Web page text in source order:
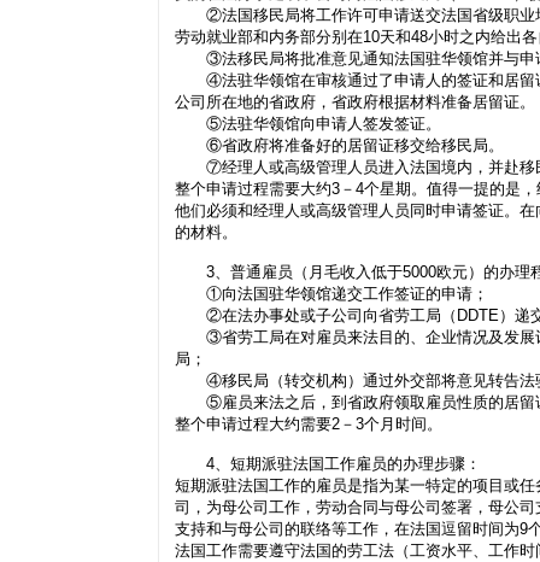
②法国移民局将工作许可申请送交法国省级职业
劳动就业部和内务部分别在10天和48小时之内给出
③法移民局将批准意见通知法国驻华领馆并与申
④法驻华领馆在审核通过了申请人的签证和居留
公司所在地的省政府，省政府根据材料准备居留证
⑤法驻华领馆向申请人签发签证。
⑥省政府将准备好的居留证移交给移民局。
⑦经理人或高级管理人员进入法国境内，并赴移
整个申请过程需要大约3－4个星期。值得一提的是
他们必须和经理人或高级管理人员同时申请签证。
的材料。
3、普通雇员（月毛收入低于5000欧元）的办理
①向法国驻华领馆递交工作签证的申请；
②在法办事处或子公司向省劳工局（DDTE）递
③省劳工局在对雇员来法目的、企业情况及发展
局；
④移民局（转交机构）通过外交部将意见转告法
⑤雇员来法之后，到省政府领取雇员性质的居留
整个申请过程大约需要2－3个月时间。
4、短期派驻法国工作雇员的办理步骤：
短期派驻法国工作的雇员是指为某一特定的项目或
司，为母公司工作，劳动合同与母公司签署，母公
支持和与母公司的联络等工作，在法国逗留时间为9
法国工作需要遵守法国的劳工法（工资水平、工作